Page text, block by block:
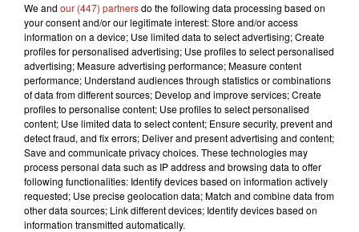
— Netflix France (@NetflixFR)December 25, 2021
Musique
7 août 2026
Julien Lieb s’essaye à la vie de chatelain
dans son nouveau clip
We and our (447) partnersdo the following data processing based on
your consent and/or our legitimate interest: Store and/or access
information on a device; Use limited data to select advertising; Create
profiles for personalised advertising; Use profiles to select personalised
advertising; Measure advertising performance; Measure content
performance; Understand audiences through statistics or combinations
of data from different sources; Develop and improve services; Create
profiles to personalise content; Use profiles to select personalised
content; Use limited data to select content; Ensure security, prevent and
detect fraud, and fix errors; Deliver and present advertising and content;
Save and communicate privacy choices. These technologies may
process personal data such as IP address and browsing data to offer
following functionalities: Identify devices based on information actively
requested; Use precise geolocation data; Match and combine data from
other data sources; Link different devices; Identify devices based on
information transmitted automatically.